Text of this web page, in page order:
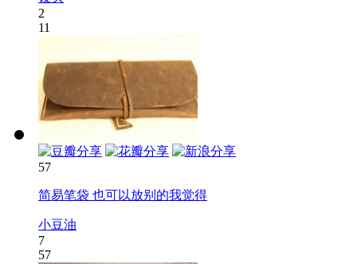
2
11
57
简易笔袋 也可以放别的我觉得
小豆油
7
57